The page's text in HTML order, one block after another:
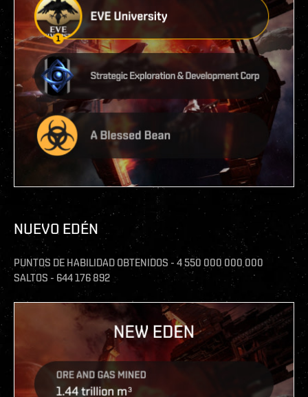
NUEVO EDÉN
PUNTOS DE HABILIDAD OBTENIDOS - 4 550 000 000 000
SALTOS - 644 176 892